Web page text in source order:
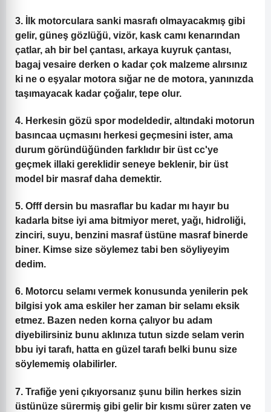
3. İlk motorculara sanki masrafı olmayacakmış gibi
gelir, güneş gözlüğü, vizör, kask camı kenarından
çatlar, ah bir bel çantası, arkaya kuyruk çantası,
bagaj vesaire derken o kadar çok malzeme alırsınız
ki ne o eşyalar motora sığar ne de motora, yanınızda
taşımayacak kadar çoğalır, tepe olur.
4. Herkesin gözü spor modeldedir, altındaki motorun
basıncaa uçmasını herkesi geçmesini ister, ama
durum göründüğünden farklıdır bir üst cc'ye
geçmek illaki gereklidir seneye beklenir, bir üst
model bir masraf daha demektir.
5. Offf dersin bu masraflar bu kadar mı hayır bu
kadarla bitse iyi ama bitmiyor meret, yağı, hidroliği,
zinciri, suyu, benzini masraf üstüne masraf binerde
biner. Kimse size söylemez tabi ben söyliyeyim
dedim.
6. Motorcu selamı vermek konusunda yenilerin pek
bilgisi yok ama eskiler her zaman bir selamı eksik
etmez. Bazen neden korna çalıyor bu adam
diyebilirsiniz bunu aklınıza tutun sizde selam verin
bbu iyi tarafı, hatta en güzel tarafı belki bunu size
söylememiş olabilirler.
7. Trafiğe yeni çıkıyorsanız şunu bilin herkes sizin
üstünüze sürermiş gibi gelir bir kısmı sürer zaten ve